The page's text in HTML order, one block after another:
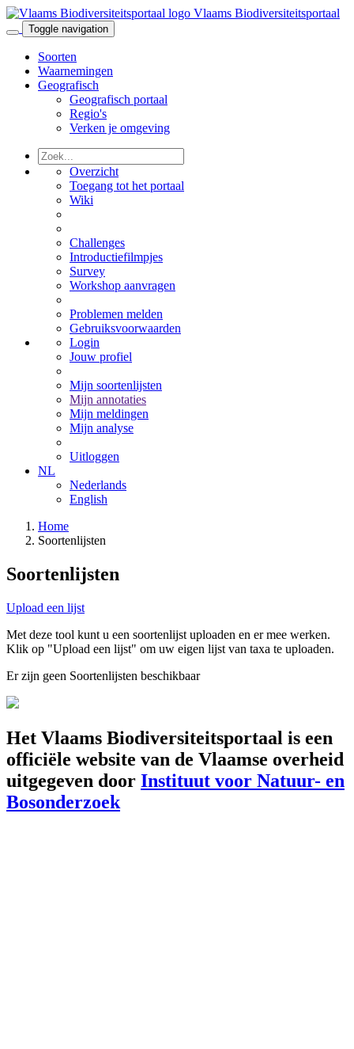
Vlaams Biodiversiteitsportaal
Toggle navigation
Soorten
Waarnemingen
Geografisch
Geografisch portaal
Regio's
Verken je omgeving
Overzicht
Toegang tot het portaal
Wiki
Challenges
Introductiefilmpjes
Survey
Workshop aanvragen
Problemen melden
Gebruiksvoorwaarden
Login
Jouw profiel
Mijn soortenlijsten
Mijn annotaties
Mijn meldingen
Mijn analyse
Uitloggen
NL
Nederlands
English
Home
Soortenlijsten
Soortenlijsten
Upload een lijst
Met deze tool kunt u een soortenlijst uploaden en er mee werken.
Klik op "Upload een lijst" om uw eigen lijst van taxa te uploaden.
Er zijn geen Soortenlijsten beschikbaar
Het Vlaams Biodiversiteitsportaal is een
officiële website van de Vlaamse overheid
uitgegeven door Instituut voor Natuur- en
Bosonderzoek